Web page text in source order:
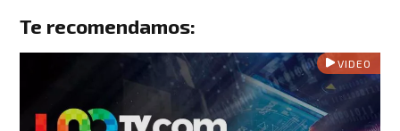
Te recomendamos:
VIDEO